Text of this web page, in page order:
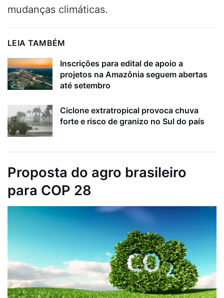
mudanças climáticas.
LEIA TAMBÉM
Inscrições para edital de apoio a
projetos na Amazônia seguem abertas
até setembro
Ciclone extratropical provoca chuva
forte e risco de granizo no Sul do país
Proposta do agro brasileiro
para COP 28